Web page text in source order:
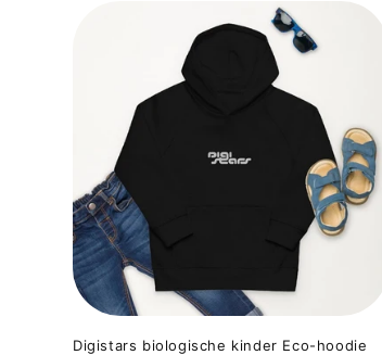
Digistars biologische kinder Eco-hoodie